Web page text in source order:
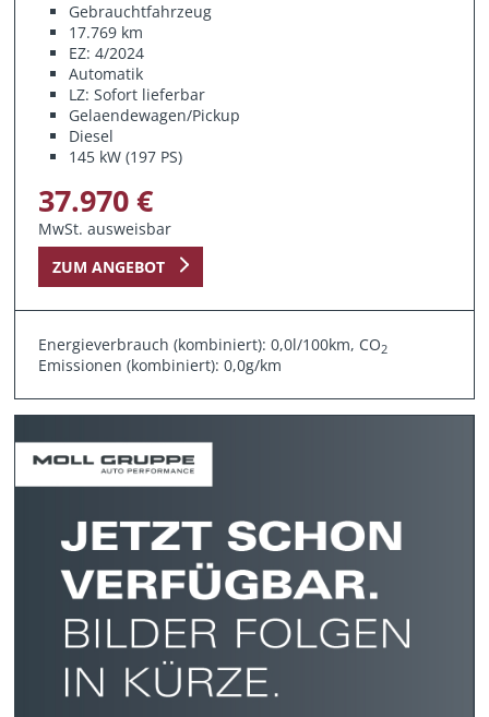
Gebrauchtfahrzeug
17.769 km
EZ: 4/2024
Automatik
LZ: Sofort lieferbar
Gelaendewagen/Pickup
Diesel
145 kW (197 PS)
37.970 €
MwSt. ausweisbar
ZUM ANGEBOT
Energieverbrauch (kombiniert): 0,0l/100km, CO2
Emissionen (kombiniert): 0,0g/km